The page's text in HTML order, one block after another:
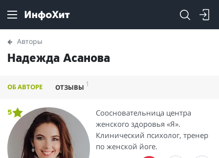
Авторы
Надежда Асанова
ОБ АВТОРЕ ОТЗЫВЫ 1
5
Соосновательница центра
женского здоровья «Я».
Клинический психолог, тренер
по женской йоге.